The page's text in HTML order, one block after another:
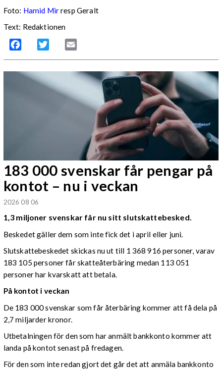
Foto: Hamid Mirresp Geralt
Text: Redaktionen
Facebook Twitter
183 000 svenskar får pengar på
kontot – nu i veckan
2026 08 06
1,3 miljoner svenskar får nu sitt slutskattebesked.
Beskedet gäller dem som inte fick det i april eller juni.
Slutskattebeskedet skickas nu ut till 1 368 916 personer, varav
183 105 personer får skatteåterbäring medan 113 051
personer har kvarskatt att betala.
På kontot i veckan
De 183 000 svenskar som får återbäring kommer att få dela på
2,7 miljarder kronor.
Utbetalningen för den som har anmält bankkonto kommer att
landa på kontot senast på fredagen.
För den som inte redan gjort det går det att anmäla bankkonto